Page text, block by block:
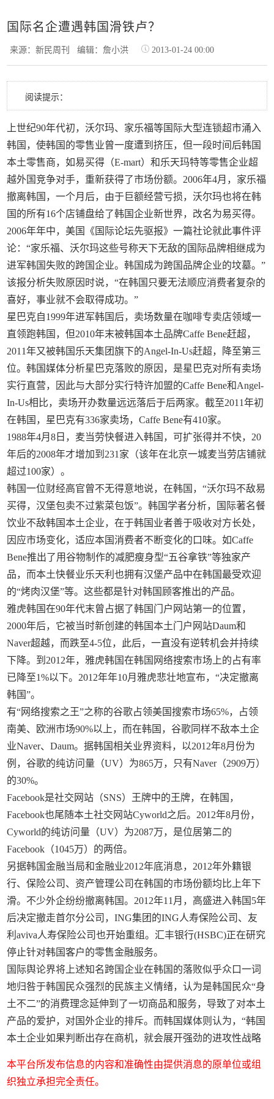
国际名企遭遇韩国滑铁卢？
来源：新民周刊编辑：詹小洪 2013-01-24 00:00
阅读提示：
上世纪90年代初，沃尔玛、家乐福等国际大型连锁超市涌入
韩国，使韩国的零售业曾一度遭到挤压，但一段时间后韩国
本土零售商，如易买得（E-mart）和乐天玛特等零售企业超
越外国竞争对手，重新获得了市场份额。2006年4月，家乐福
撤离韩国，一个月后，由于巨额经营亏损，沃尔玛也将在韩
国的所有16个店铺盘给了韩国企业新世界，改名为易买得。
2006年年中，美国《国际论坛先驱报》一篇社论就此事件评
论：“家乐福、沃尔玛这些号称天下无敌的国际品牌相继成为
进军韩国失败的跨国企业。韩国成为跨国品牌企业的坟墓。”
该报分析失败原因时说，“在韩国只要无法顺应消费者复杂的
喜好，事业就不会取得成功。”
星巴克自1999年进军韩国后，卖场数量在咖啡专卖店领域一
直领跑韩国，但2010年末被韩国本土品牌Caffe Bene赶超，
2011年又被韩国乐天集团旗下的Angel-In-Us赶超，降至第三
位。韩国媒体分析星巴克落败的原因，是星巴克对所有卖场
实行直营，因此与大部分实行特许加盟的Caffe Bene和Angel-
In-Us相比，卖场开办数量远远落后于后两家。截至2011年初
在韩国，星巴克有336家卖场，Caffe Bene有410家。
1988年4月8日，麦当劳快餐进入韩国，可扩张得并不快，20
年后的2008年才增加到231家（该年在北京一城麦当劳店铺就
超过100家）。
韩国一位财经高官曾不无得意地说，在韩国，“沃尔玛不敌易
买得，汉堡包卖不过紫菜包饭”。韩国学者分析，国际著名餐
饮业不敌韩国本土企业，在于韩国业者善于吸收对方长处，
因应市场变化，适应本国消费者不断变化的口味。如Caffe
Bene推出了用谷物制作的减肥瘦身型“五谷拿铁”等独家产
品，而本土快餐业乐天利也拥有汉堡产品中在韩国最受欢迎
的“烤肉汉堡”等。这些都是针对韩国顾客推出的产品。
雅虎韩国在90年代末曾占据了韩国门户网站第一的位置，
2000年后，它被当时新创建的韩国本土门户网站Daum和
Naver超越，而跌至4-5位，此后，一直没有逆转机会并持续
下降。到2012年，雅虎韩国在韩国网络搜索市场上的占有率
已降至1%以下。2012年年10月雅虎悲壮地宣布，“决定撤离
韩国”。
有“网络搜索之王”之称的谷歌占领美国搜索市场65%，占领
南美、欧洲市场90%以上，而在韩国，谷歌同样不敌本土企
业Naver、Daum。据韩国相关业界资料，以2012年8月份为
例，谷歌的纯访问量（UV）为865万，只有Naver（2909万）
的30%。
Facebook是社交网站（SNS）王牌中的王牌，在韩国，
Facebook也尾随本土社交网站Cyworld之后。2012年8月份，
Cyworld的纯访问量（UV）为2087万，是位居第二的
Facebook（1045万）的两倍。
另据韩国金融当局和金融业2012年底消息，2012年外籍银
行、保险公司、资产管理公司在韩国的市场份额均比上年下
滑。不少外企纷纷撤离韩国。2012年11月，高盛进入韩国5年
后决定撤走首尔分公司，ING集团的ING人寿保险公司、友
利aviva人寿保险公司也开始重组。汇丰银行(HSBC)正在研究
停止针对韩国客户的零售金融服务。
国际舆论界将上述知名跨国企业在韩国的落败似乎众口一词
地归咎于韩国民众强烈的民族主义情绪，认为是韩国民众“身
土不二”的消费理念延伸到了一切商品和服务，导致了对本土
产品的爱护，对国外企业的排斥。而韩国媒体则认为，“韩国
本土企业如果判断出存在商机，就会展开强劲的进攻性战略
本平台所发布信息的内容和准确性由提供消息的原单位或组
织独立承担完全责任。